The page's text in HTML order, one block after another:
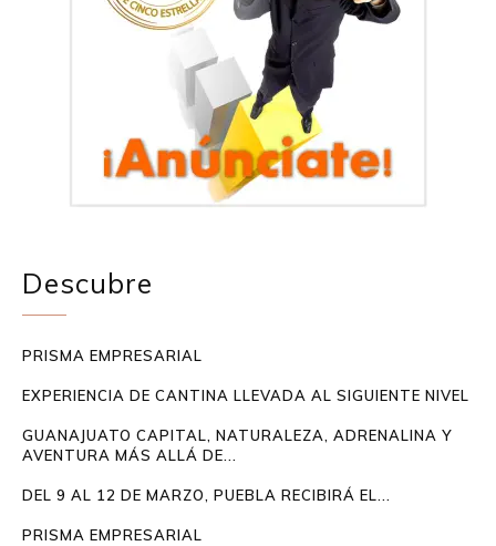
Descubre
PRISMA EMPRESARIAL
EXPERIENCIA DE CANTINA LLEVADA AL SIGUIENTE NIVEL
GUANAJUATO CAPITAL, NATURALEZA, ADRENALINA Y
AVENTURA MÁS ALLÁ DE...
DEL 9 AL 12 DE MARZO, PUEBLA RECIBIRÁ EL...
PRISMA EMPRESARIAL